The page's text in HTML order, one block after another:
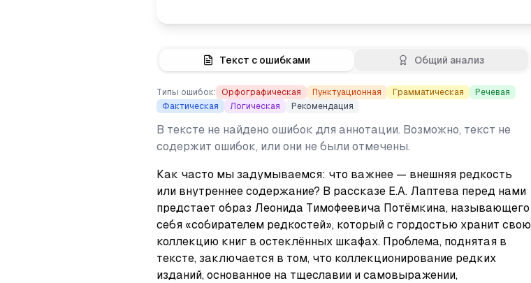
Текст с ошибками Общий анализ
Типы ошибок: Орфографическая Пунктуационная Грамматическая
Речевая
Фактическая
Логическая Рекомендация
В тексте не найдено ошибок для аннотации. Возможно, текст не
содержит ошибок, или они не были отмечены.
Как часто мы задумываемся: что важнее — внешняя редкость
или внутреннее содержание? В рассказе Е.А. Лаптева перед нами
предстает образ Леонида Тимофеевича Потёмкина, называющего
себя «собирателем редкостей», который с гордостью хранит свою
коллекцию книг в остеклённых шкафах. Проблема, поднятая в
тексте, заключается в том, что коллекционирование редких
изданий, основанное на тщеславии и самовыражении,